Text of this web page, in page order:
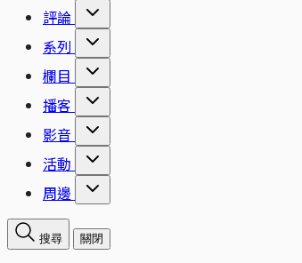
評論
系列
欄目
播客
影音
活動
周邊
搜尋 關閉